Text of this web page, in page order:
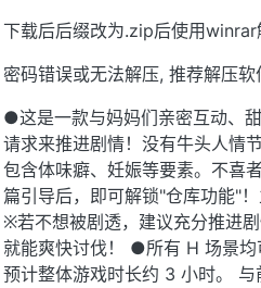
下载后后缀改为.zip后使用
密码错误或无法解压, 推荐解压软
●这是一款与妈妈们亲密互动、
请求来推进剧情！没有牛头人情节
包含体味癖、妊娠等要素。不喜
篇引导后，即可解锁"仓库功能"
※若不想被剧透，建议充分推进
就能爽快讨伐！ ●所有 H 场景均
预计整体游戏时长约 3 小时。